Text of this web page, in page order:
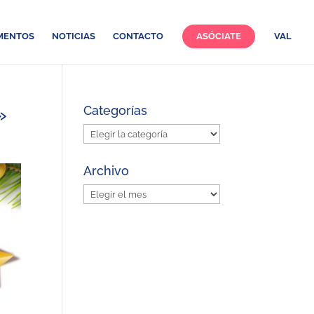
NOTICIAS CONTACTO ASÓCIATE VAL
Categorías
Categorías
Archivo
Archivo